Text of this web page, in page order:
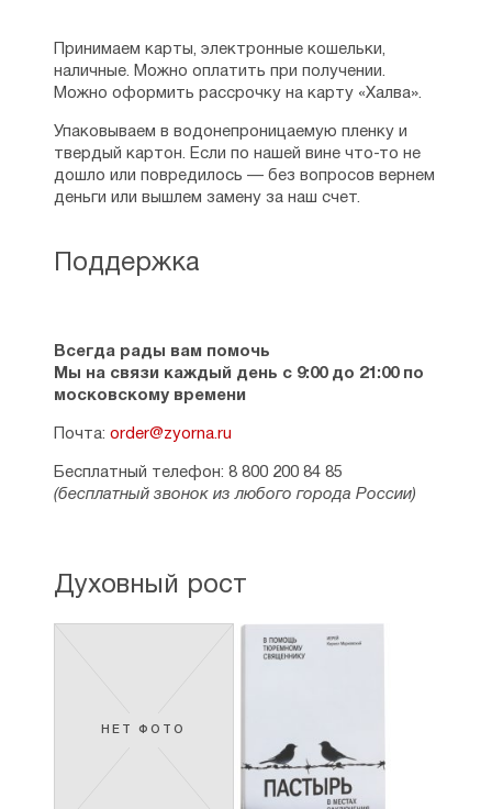
Скачать брошюры священника Георгия
Максимова и при желании перевести
деньги автору можно по ссылке
—http://yurijmaximov.wixsite.com/pravoslavie/
Поддержка
Всегда рады вам помочь
Мы на связи каждый день с 9:00 до 21:00 по
московскому времени
Почта: order@zyorna.ru
Бесплатный телефон: 8 800 200 84 85
(бесплатный звонок из любого города России)
Принимаем карты, электронные кошельки,
наличные. Можно оплатить при получении.
Можно оформить рассрочку на карту «Халва».
Упаковываем в водонепроницаемую пленку и
твердый картон. Если по нашей вине что-то не
дошло или повредилось — без вопросов вернем
деньги или вышлем замену за наш счет.
Духовный рост
НЕТ ФОТО